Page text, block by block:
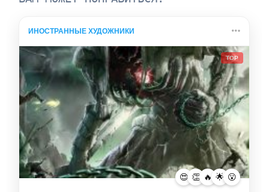
ИНОСТРАННЫЕ ХУДОЖНИКИ
TOP
😍 👏 🔥 🌟 😮